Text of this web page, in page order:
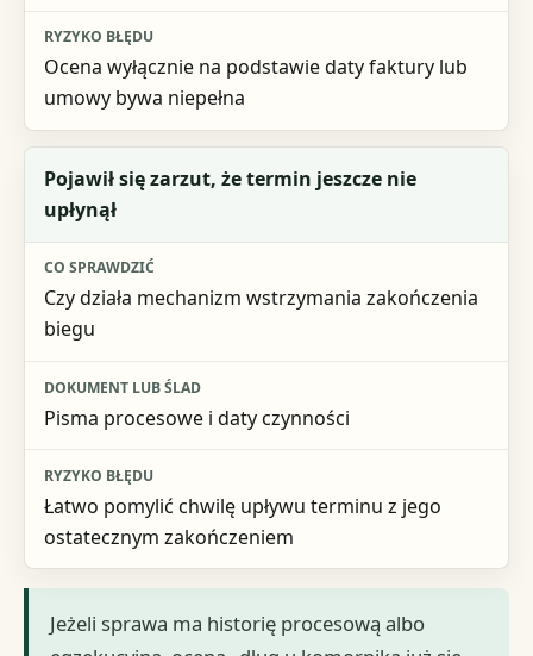
Ocena wyłącznie na podstawie daty faktury lub
umowy bywa niepełna
Pojawił się zarzut, że termin jeszcze nie
upłynął
Czy działa mechanizm wstrzymania zakończenia
biegu
Pisma procesowe i daty czynności
Łatwo pomylić chwilę upływu terminu z jego
ostatecznym zakończeniem
Jeżeli sprawa ma historię procesową albo